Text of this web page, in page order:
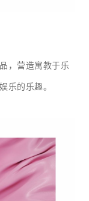
，营造寓教于乐
乐的乐趣。